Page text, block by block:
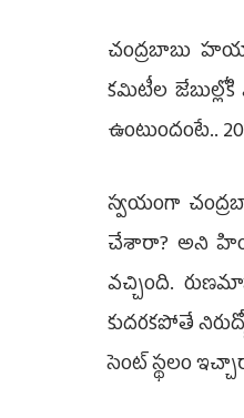
చంద్రబాబు
కమిటీల
ఉంటుందంటే..
స్వయంగా
చేశారా? అని
వచ్చింది.
కుదరకపోతే
సెంట్‌ స్థలం